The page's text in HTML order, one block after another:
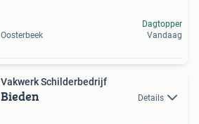
Oosterbeek
Dagtopper
Vandaag
Vakwerk Schilderbedrijf
Bieden Details